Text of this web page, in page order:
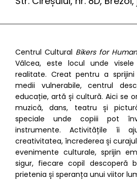
Centrul Cultural Bikers for
Vâlcea, este locul unde
realitate. Creat pentru a
medii vulnerabile, centrul
educație, artă și cultură. Aici se
muzică, dans, teatru și
speciale unde copiii pot
instrumente. Activitățile îi
creativitatea, încrederea și
evenimente culturale, sprijin
sigur, fiecare copil descoperă
prietenia și speranța unui viitor